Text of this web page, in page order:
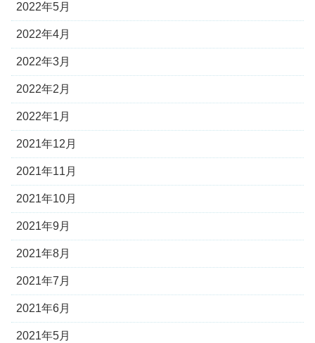
2022年5月
2022年4月
2022年3月
2022年2月
2022年1月
2021年12月
2021年11月
2021年10月
2021年9月
2021年8月
2021年7月
2021年6月
2021年5月